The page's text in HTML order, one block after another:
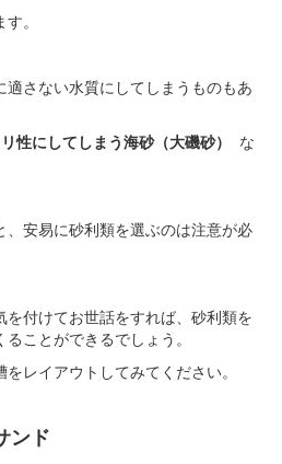
。
さない水質にしてしまうものもあ
性にしてしまう海砂（大磯砂） な
安易に砂利類を選ぶのは注意が必
付けてお世話をすれば、砂利類を
ことができるでしょう。
レイアウトしてみてください。
ンド